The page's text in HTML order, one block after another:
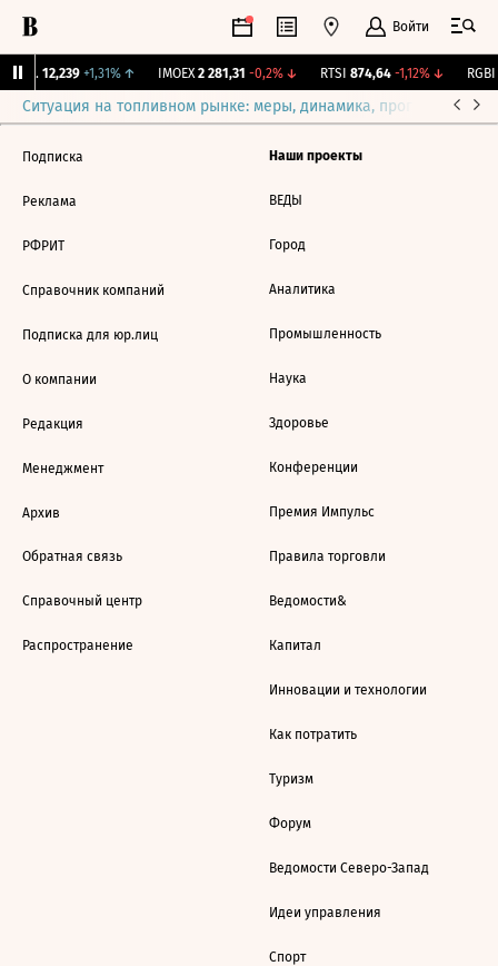
Войти
12,239 +1,31%↑ IMOEX 2 281,31 -0,2%↓ RTSI 874,64 -1,12%↓ RGBI
Ситуация на топливном рынке: меры, динамика, прогнозы
Подписка
Реклама
РФРИТ
Справочник компаний
Подписка для юр.лиц
О компании
Редакция
Менеджмент
Архив
Обратная связь
Справочный центр
Распространение
Наши проекты
ВЕДЫ
Город
Аналитика
Промышленность
Наука
Здоровье
Конференции
Премия Импульс
Правила торговли
Ведомости&
Капитал
Инновации и технологии
Как потратить
Туризм
Форум
Ведомости Северо-Запад
Идеи управления
Спорт